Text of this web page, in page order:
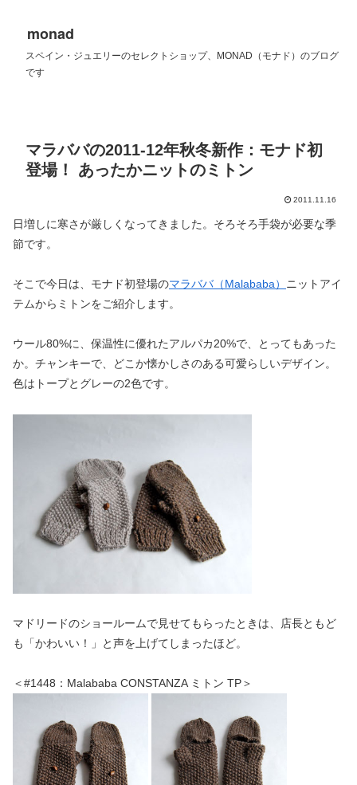
monad
スペイン・ジュエリーのセレクトショップ、MONAD（モナド）のブログ
です
マラババの2011-12年秋冬新作：モナド初
登場！ あったかニットのミトン
2011.11.16
日増しに寒さが厳しくなってきました。そろそろ手袋が必要な季
節です。
そこで今日は、モナド初登場のマラババ（Malababa） ニットアイ
テムからミトンをご紹介します。
ウール80%に、保温性に優れたアルパカ20%で、とってもあった
か。チャンキーで、どこか懐かしさのある可愛らしいデザイン。
色はトープとグレーの2色です。
マドリードのショールームで見せてもらったときは、店長ともど
も「かわいい！」と声を上げてしまったほど。
＜#1448：Malababa CONSTANZA ミトン TP＞